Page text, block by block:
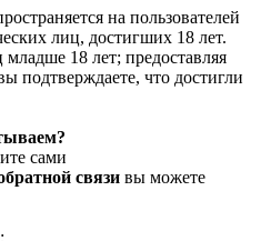
на пользователей
лиц, достигших 18 лет.
18 лет; предоставляя
подтверждаете, что достигли
сами
связи вы можете